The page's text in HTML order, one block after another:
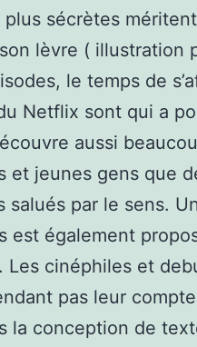
sécrètes méritent
lèvre ( illustration
le temps de
Netflix sont qui a
aussi
et jeunes gens que
salués par le sens.
est également
cinéphiles et
pas leur
la conception de